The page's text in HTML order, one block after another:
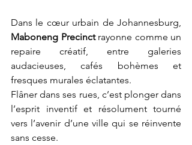
Maboneng Precinct rayonne comme un
repaire créatif, entre galeries
audacieuses, cafés bohèmes et
fresques murales éclatantes.
Flâner dans ses rues, c’est plonger dans
l’esprit inventif et résolument tourné
vers l’avenir d’une ville qui se réinvente
sans cesse.